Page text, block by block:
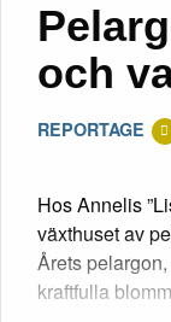
och
REPORTAGE
Hos Annelis
växthuset av
Årets
kraftfulla